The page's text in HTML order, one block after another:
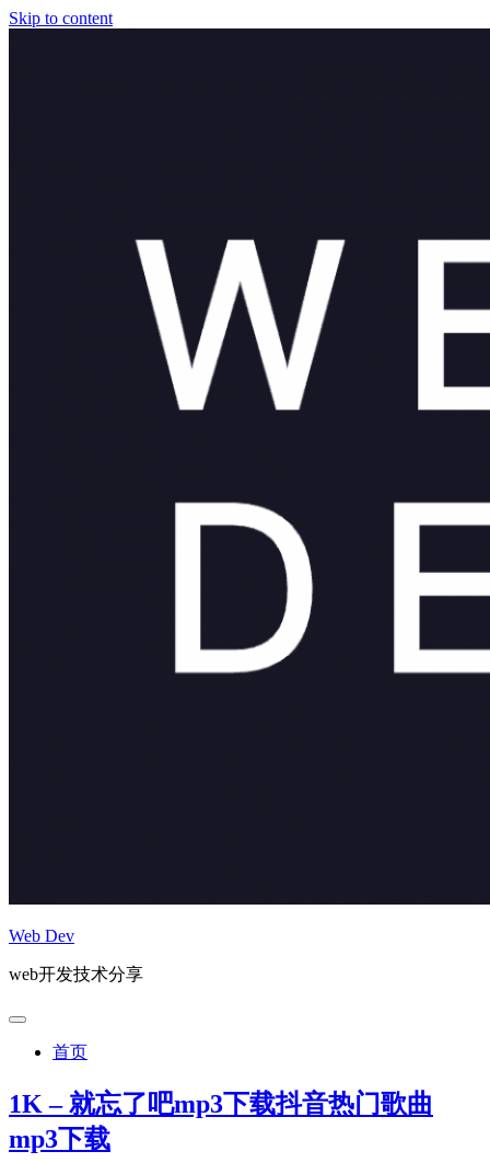
Skip to content
Web Dev
web开发技术分享
首页
1K – 就忘了吧mp3下载抖音热门歌曲
mp3下载